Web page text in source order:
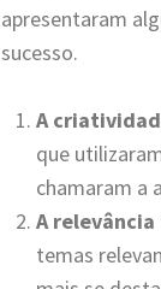
apresentaram
sucesso.
A
que
chamaram a
A
temas